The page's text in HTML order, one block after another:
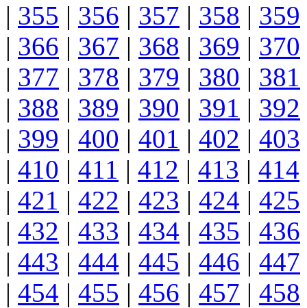
| 355 | 356 | 357 | 358 | 359
| 366 | 367 | 368 | 369 | 370
| 377 | 378 | 379 | 380 | 381
| 388 | 389 | 390 | 391 | 392
| 399 | 400 | 401 | 402 | 403
| 410 | 411 | 412 | 413 | 414
| 421 | 422 | 423 | 424 | 425
| 432 | 433 | 434 | 435 | 436
| 443 | 444 | 445 | 446 | 447
| 454 | 455 | 456 | 457 | 458